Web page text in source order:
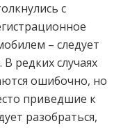
с
– следует
редких случаях
ошибочно, но
приведшие к
разобраться,